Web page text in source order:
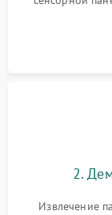
проверка
клиента о
2.
Извлечение